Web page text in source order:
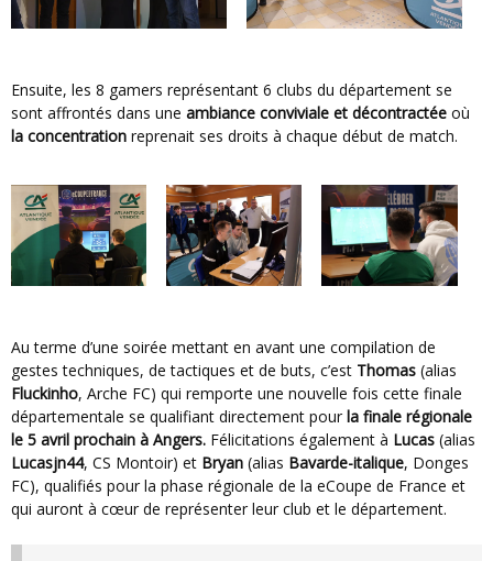
Ensuite, les 8 gamers représentant 6 clubs du département se
sont affrontés dans une ambiance conviviale et décontractée où
la concentration reprenait ses droits à chaque début de match.
Au terme d’une soirée mettant en avant une compilation de
gestes techniques, de tactiques et de buts, c’est Thomas (alias
Fluckinho, Arche FC) qui remporte une nouvelle fois cette finale
départementale se qualifiant directement pour la finale régionale
le 5 avril prochain à Angers. Félicitations également à Lucas (alias
Lucasjn44, CS Montoir) et Bryan (alias Bavarde-italique, Donges
FC), qualifiés pour la phase régionale de la eCoupe de France et
qui auront à cœur de représenter leur club et le département.